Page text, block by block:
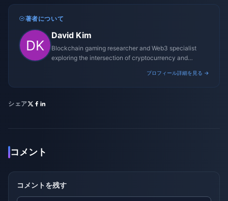
著者について
David Kim
Blockchain gaming researcher and Web3 specialist
exploring the intersection of cryptocurrency and
プロフィール詳細を見る →
シェア
コメント
コメントを残す